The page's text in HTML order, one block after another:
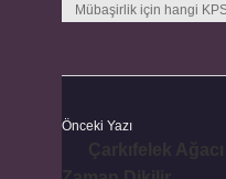
Mübaşirlik için hangi
Önceki Yazı